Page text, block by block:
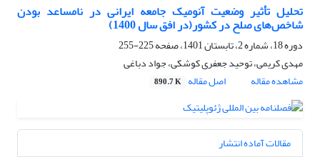
تحلیل تأثیر وضعیت آنومیک جامعه ایرانی در نامساعد بودن
شاخص‌های صلح در کشور(در افق سال 1400)
دوره 18، شماره 2، تابستان 1401، صفحه
225-255
مهدی کریمی، توحید جعفری کوشکی، جواد دباغی
مشاهده مقاله
اصل مقاله 890.7 K
مقالات آماده انتشار